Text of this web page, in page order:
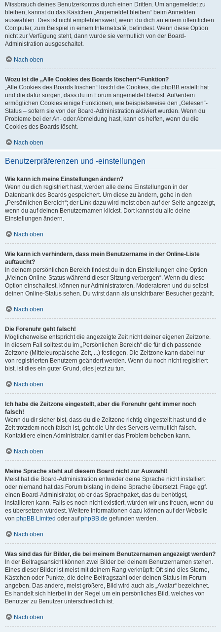
Missbrauch deines Benutzerkontos durch einen Dritten. Um angemeldet zu
bleiben, kannst du das Kästchen „Angemeldet bleiben“ beim Anmelden
auswählen. Dies ist nicht empfehlenswert, wenn du dich an einem öffentlichen
Computer, zum Beispiel in einem Internetcafé, befindest. Wenn diese Option
nicht zur Verfügung steht, dann wurde sie vermutlich von der Board-
Administration ausgeschaltet.
Nach oben
Wozu ist die „Alle Cookies des Boards löschen“-Funktion?
„Alle Cookies des Boards löschen“ löscht die Cookies, die phpBB erstellt hat
und die dafür sorgen, dass du im Forum angemeldet bleibst. Außerdem
ermöglichen Cookies einige Funktionen, wie beispielsweise den „Gelesen“-
Status – sofern sie von der Board-Administration aktiviert wurden. Wenn du
Probleme bei der An- oder Abmeldung hast, kann es helfen, wenn du die
Cookies des Boards löscht.
Nach oben
Benutzerpräferenzen und -einstellungen
Wie kann ich meine Einstellungen ändern?
Wenn du dich registriert hast, werden alle deine Einstellungen in der
Datenbank des Boards gespeichert. Um diese zu ändern, gehe in den
„Persönlichen Bereich“; der Link dazu wird meist oben auf der Seite angezeigt,
wenn du auf deinen Benutzernamen klickst. Dort kannst du alle deine
Einstellungen ändern.
Nach oben
Wie kann ich verhindern, dass mein Benutzername in der Online-Liste
auftaucht?
In deinem persönlichen Bereich findest du in den Einstellungen eine Option
„Meinen Online-Status während dieser Sitzung verbergen“. Wenn du diese
Option einschaltest, können nur Administratoren, Moderatoren und du selbst
deinen Online-Status sehen. Du wirst dann als unsichtbarer Besucher gezählt.
Nach oben
Die Forenuhr geht falsch!
Möglicherweise entspricht die angezeigte Zeit nicht deiner eigenen Zeitzone.
In diesem Fall solltest du im „Persönlichen Bereich“ die für dich passende
Zeitzone (Mitteleuropäische Zeit, ...) festlegen. Die Zeitzone kann dabei nur
von registrierten Benutzern geändert werden. Wenn du noch nicht registriert
bist, ist dies ein guter Grund, dies jetzt zu tun.
Nach oben
Ich habe die Zeitzone eingestellt, aber die Forenuhr geht immer noch
falsch!
Wenn du dir sicher bist, dass du die Zeitzone richtig eingestellt hast und die
Zeit trotzdem noch falsch ist, geht die Uhr des Servers vermutlich falsch.
Kontaktiere einen Administrator, damit er das Problem beheben kann.
Nach oben
Meine Sprache steht auf diesem Board nicht zur Auswahl!
Meist hat die Board-Administration entweder deine Sprache nicht installiert
oder niemand hat das Forum bislang in deine Sprache übersetzt. Frage ggf.
einen Board-Administrator, ob er das Sprachpaket, das du benötigst,
installieren kann. Falls es noch nicht existiert, würden wir uns freuen, wenn du
es übersetzen würdest. Weitere Informationen dazu können auf der Website
von phpBB Limited oder aufphpBB.de gefunden werden.
Nach oben
Was sind das für Bilder, die bei meinem Benutzernamen angezeigt werden?
In der Beitragsansicht können zwei Bilder bei deinem Benutzernamen stehen.
Eines dieser Bilder ist meist mit deinem Rang verknüpft: Oft sind dies Sterne,
Kästchen oder Punkte, die deine Beitragszahl oder deinen Status im Forum
angeben. Das andere, meist größere, Bild wird auch als „Avatar“ bezeichnet.
Es handelt sich hierbei in der Regel um ein persönliches Bild, welches von
Benutzer zu Benutzer unterschiedlich ist.
Nach oben